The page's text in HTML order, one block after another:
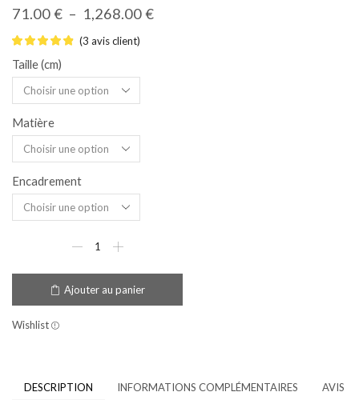
71.00€ – 1,268.00€
(3 avis client)
Taille (cm)
Matière
Encadrement
Ajouter au panier
Wishlist
DESCRIPTION INFORMATIONS COMPLÉMENTAIRES AVIS (3)